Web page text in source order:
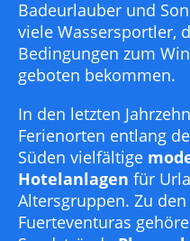
Badeurlauber und
viele Wassersportler,
Bedingungen zum
geboten bekommen.
In den letzten
Ferienorten entlang
Süden vielfältige
Hotelanlagen für
Altersgruppen. Zu
Fuerteventuras